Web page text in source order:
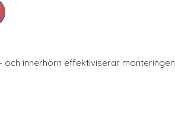
innerhörn effektiviserar monteringen